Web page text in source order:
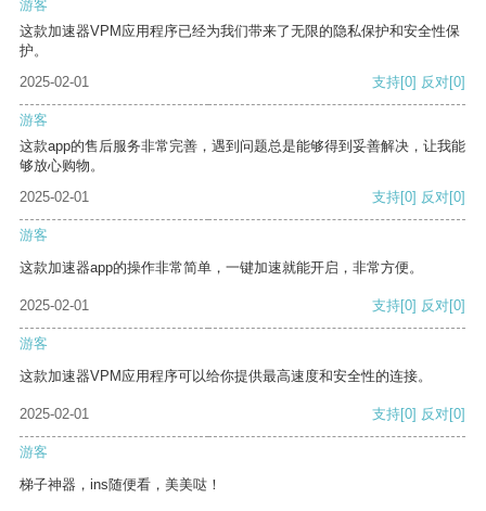
游客
这款加速器VPM应用程序已经为我们带来了无限的隐私保护和安全性保
护。
2025-02-01
支持[0] 反对[0]
游客
这款app的售后服务非常完善，遇到问题总是能够得到妥善解决，让我能
够放心购物。
2025-02-01
支持[0] 反对[0]
游客
这款加速器app的操作非常简单，一键加速就能开启，非常方便。
2025-02-01 支持[0] 反对[0]
游客
这款加速器VPM应用程序可以给你提供最高速度和安全性的连接。
2025-02-01 支持[0] 反对[0]
游客
梯子神器，ins随便看，美美哒！